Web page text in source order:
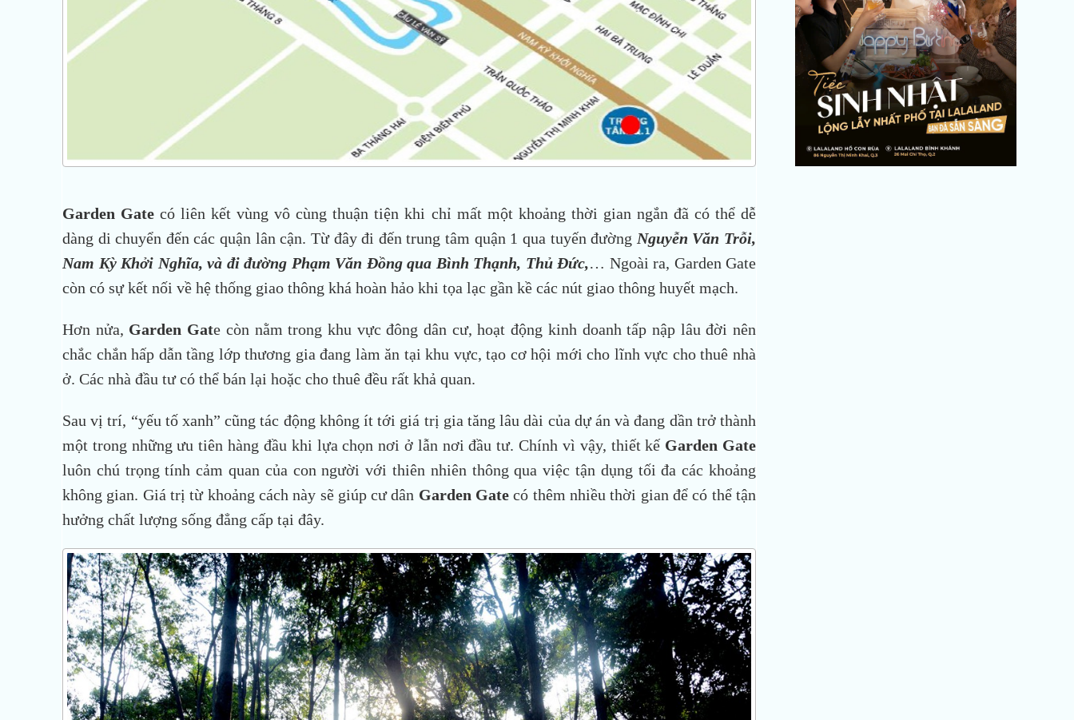
Garden Gate có liên kết vùng vô cùng thuận tiện khi chỉ mất một khoảng thời gian ngắn đã có thể dễ
dàng di chuyển đến các quận lân cận. Từ đây đi đến trung tâm quận 1 qua tuyến đường Nguyễn Văn Trỗi,
Nam Kỳ Khởi Nghĩa, và đi đường Phạm Văn Đồng qua Bình Thạnh, Thủ Đức,… Ngoài ra, Garden Gate
còn có sự kết nối về hệ thống giao thông khá hoàn hảo khi tọa lạc gần kề các nút giao thông huyết mạch.
Hơn nửa, Garden Gate còn nằm trong khu vực đông dân cư, hoạt động kinh doanh tấp nập lâu đời nên
chắc chắn hấp dẫn tầng lớp thương gia đang làm ăn tại khu vực, tạo cơ hội mới cho lĩnh vực cho thuê nhà
ở. Các nhà đầu tư có thể bán lại hoặc cho thuê đều rất khả quan.
Sau vị trí, “yếu tố xanh” cũng tác động không ít tới giá trị gia tăng lâu dài của dự án và đang dần trở thành
một trong những ưu tiên hàng đầu khi lựa chọn nơi ở lẫn nơi đầu tư. Chính vì vậy, thiết kế Garden Gate
luôn chú trọng tính cảm quan của con người với thiên nhiên thông qua việc tận dụng tối đa các khoảng
không gian. Giá trị từ khoảng cách này sẽ giúp cư dân Garden Gate có thêm nhiều thời gian để có thể tận
hưởng chất lượng sống đẳng cấp tại đây.